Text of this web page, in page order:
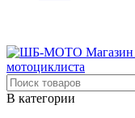
В категории